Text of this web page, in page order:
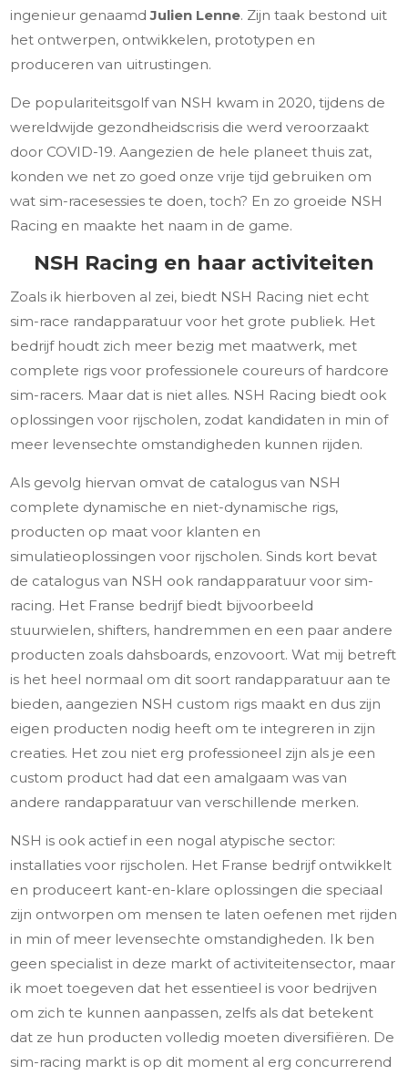
ingenieur genaamdJulien Lenne. Zijn taak bestond uit
het ontwerpen, ontwikkelen, prototypen en
produceren van uitrustingen.
De populariteitsgolf van NSH kwam in 2020, tijdens de
wereldwijde gezondheidscrisis die werd veroorzaakt
door COVID-19. Aangezien de hele planeet thuis zat,
konden we net zo goed onze vrije tijd gebruiken om
wat sim-racesessies te doen, toch? En zo groeide NSH
Racing en maakte het naam in de game.
NSH Racing en haar activiteiten
Zoals ik hierboven al zei, biedt NSH Racing niet echt
sim-race randapparatuur voor het grote publiek. Het
bedrijf houdt zich meer bezig met maatwerk, met
complete rigs voor professionele coureurs of hardcore
sim-racers. Maar dat is niet alles. NSH Racing biedt ook
oplossingen voor rijscholen, zodat kandidaten in min of
meer levensechte omstandigheden kunnen rijden.
Als gevolg hiervan omvat de catalogus van NSH
complete dynamische en niet-dynamische rigs,
producten op maat voor klanten en
simulatieoplossingen voor rijscholen. Sinds kort bevat
de catalogus van NSH ook randapparatuur voor sim-
racing. Het Franse bedrijf biedt bijvoorbeeld
stuurwielen, shifters, handremmen en een paar andere
producten zoals dahsboards, enzovoort. Wat mij betreft
is het heel normaal om dit soort randapparatuur aan te
bieden, aangezien NSH custom rigs maakt en dus zijn
eigen producten nodig heeft om te integreren in zijn
creaties. Het zou niet erg professioneel zijn als je een
custom product had dat een amalgaam was van
andere randapparatuur van verschillende merken.
NSH is ook actief in een nogal atypische sector:
installaties voor rijscholen. Het Franse bedrijf ontwikkelt
en produceert kant-en-klare oplossingen die speciaal
zijn ontworpen om mensen te laten oefenen met rijden
in min of meer levensechte omstandigheden. Ik ben
geen specialist in deze markt of activiteitensector, maar
ik moet toegeven dat het essentieel is voor bedrijven
om zich te kunnen aanpassen, zelfs als dat betekent
dat ze hun producten volledig moeten diversifiëren. De
sim-racing markt is op dit moment al erg concurrerend